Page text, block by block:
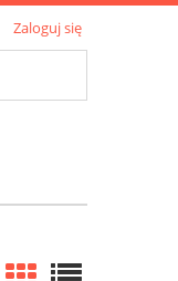
Zaloguj się